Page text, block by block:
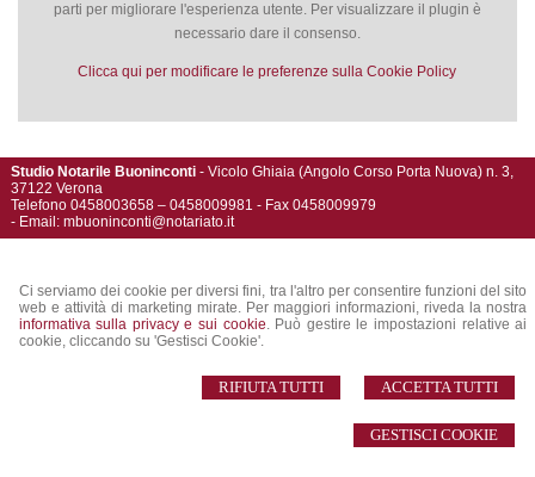
Ci serviamo dei cookie per diversi fini, tra l'altro per consentire funzioni del sito
web e attività di marketing mirate. Per maggiori informazioni, riveda la nostra
informativa sulla privacy e sui cookie. Può gestire le impostazioni relative ai
cookie, cliccando su 'Gestisci Cookie'.
ACCETTA TUTTI
RIFIUTA TUTTI
GESTISCI COOKIE
parti per migliorare l'esperienza utente. Per visualizzare il plugin è
necessario dare il consenso.
Clicca qui per modificare le preferenze sulla Cookie Policy
Studio Notarile Buoninconti- Vicolo Ghiaia (Angolo Corso Porta Nuova) n. 3,
37122 Verona
Telefono 0458003658 – 0458009981 - Fax 0458009979
- Email: mbuoninconti@notariato.it